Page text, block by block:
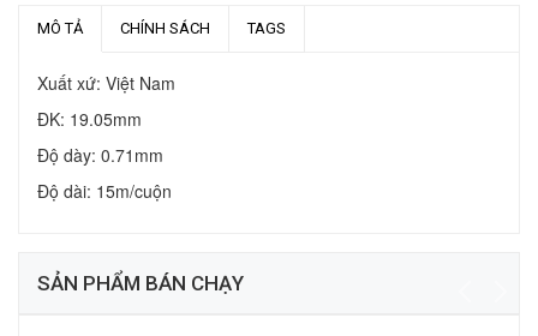
MÔ TẢ CHÍNH SÁCH TAGS
Xuất xứ: Việt Nam
ĐK: 19.05mm
Độ dày: 0.71mm
Độ dài: 15m/cuộn
SẢN PHẨM BÁN CHẠY